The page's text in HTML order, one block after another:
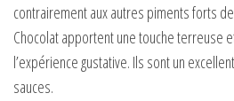
contrairement aux autres piments forts
Chocolat apportent une touche terreuse
l’expérience gustative. Ils sont un
sauces.